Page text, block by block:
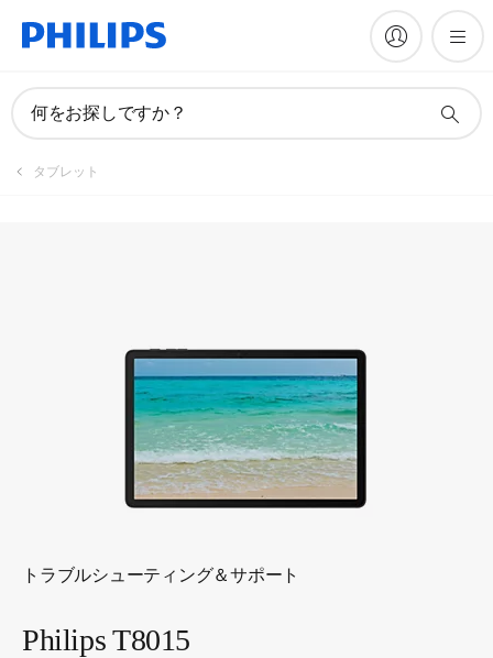
何をお探しですか？
タブレット
トラブルシューティング＆サポート
Philips T8015